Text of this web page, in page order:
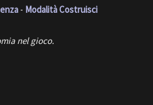
- Modalità Costruisci
nel gioco.